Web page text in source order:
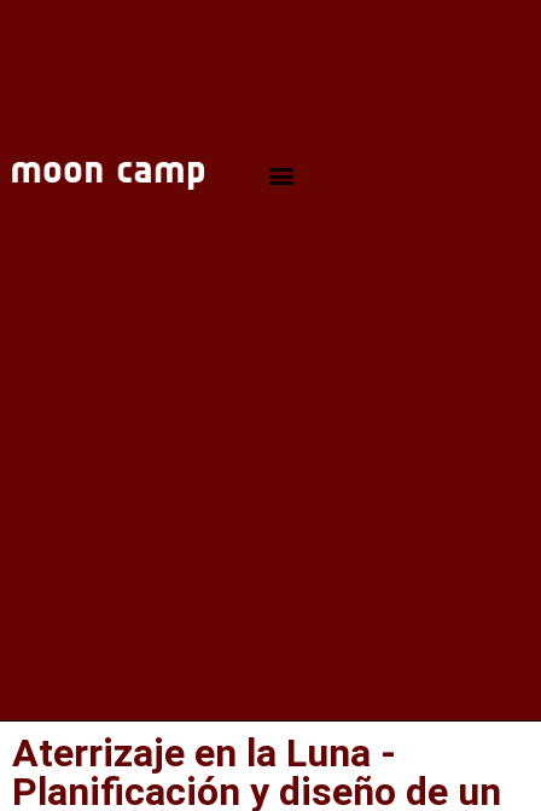
Aterrizaje en la Luna -
Planificación y diseño de un